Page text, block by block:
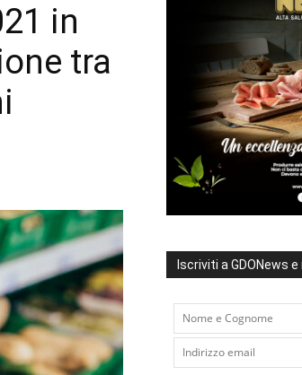
in
tra
Iscriviti a GDONews